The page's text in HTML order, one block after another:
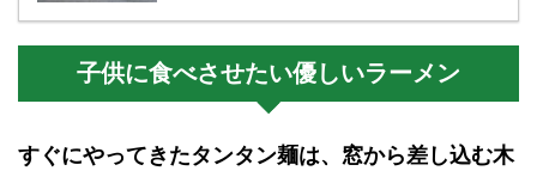
子供に食べさせたい優しいラーメン
すぐにやってきたタンタン麺は、窓から差し込む木